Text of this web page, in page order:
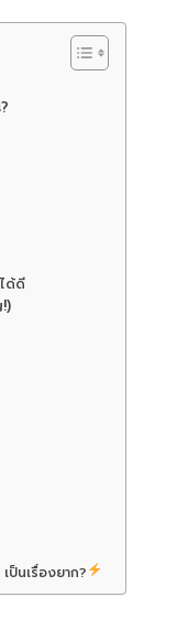
ด้ดี
ป็นเรื่องยาก?